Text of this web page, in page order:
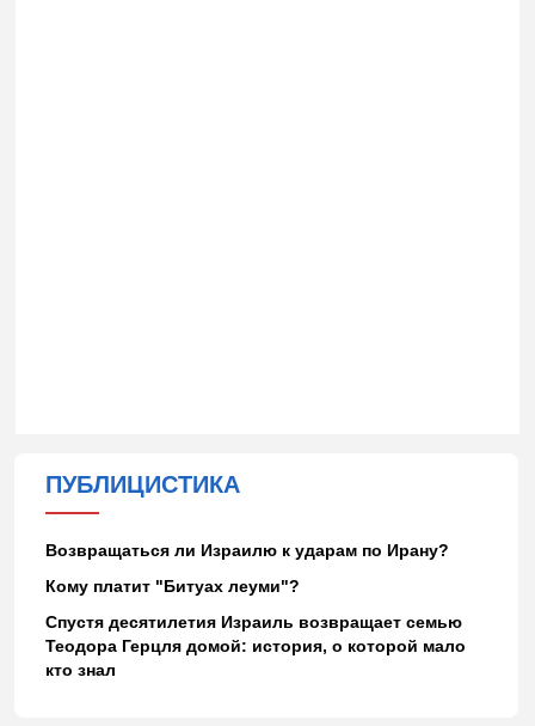
ПУБЛИЦИСТИКА
Возвращаться ли Израилю к ударам по Ирану?
Кому платит "Битуах леуми"?
Спустя десятилетия Израиль возвращает семью
Теодора Герцля домой: история, о которой мало
кто знал